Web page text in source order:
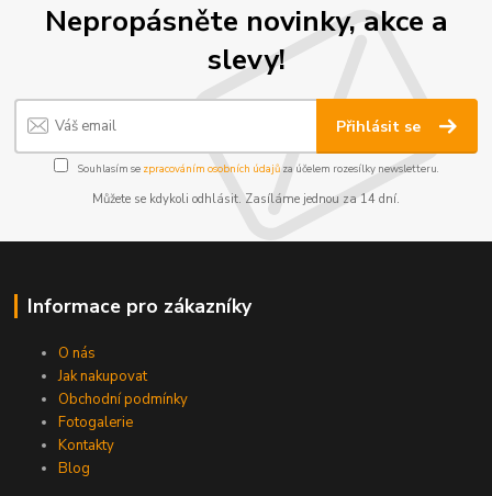
Nepropásněte novinky, akce a
slevy!
Přihlásit se
Souhlasím se zpracováním osobních údajůza účelem rozesílky newsletteru.
Můžete se kdykoli odhlásit. Zasíláme jednou za 14 dní.
Informace pro zákazníky
O nás
Jak nakupovat
Obchodní podmínky
Fotogalerie
Kontakty
Blog